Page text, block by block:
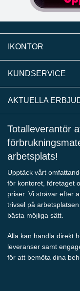
IKONTOR
KUNDSERVICE
AKTUELLA
Totalleverantör
arbetsplats!
Upptäck vårt
för kontoret, företaget
priser. Vi strävar efter
trivsel på
bästa möjliga sätt.
Alla kan handla direkt
leveranser samt
för att bemöta dina